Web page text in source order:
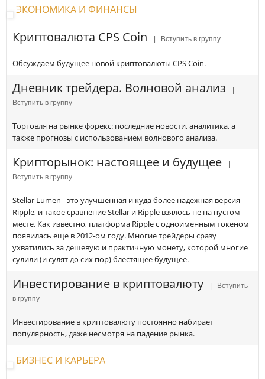
ЭКОНОМИКА И ФИНАНСЫ
Криптовалюта CPS Coin | Вступить в группу
Обсуждаем будущее новой криптовалюты CPS Coin.
Дневник трейдера. Волновой анализ
|
Вступить в группу
Торговля на рынке форекс: последние новости, аналитика, а
также прогнозы с использованием волнового анализа.
Крипторынок: настоящее и будущее
|
Вступить в группу
Stellar Lumen - это улучшенная и куда более надежная версия
Ripple, и такое сравнение Stellar и Ripple взялось не на пустом
месте. Как известно, платформа Ripple с одноименным токеном
появилась еще в 2012-ом году. Многие трейдеры сразу
ухватились за дешевую и практичную монету, которой многие
сулили (и сулят до сих пор) блестящее будущее.
Инвестирование в криптовалюту
| Вступить
в группу
Инвестирование в криптовалюту постоянно набирает
популярность, даже несмотря на падение рынка.
БИЗНЕС И КАРЬЕРА